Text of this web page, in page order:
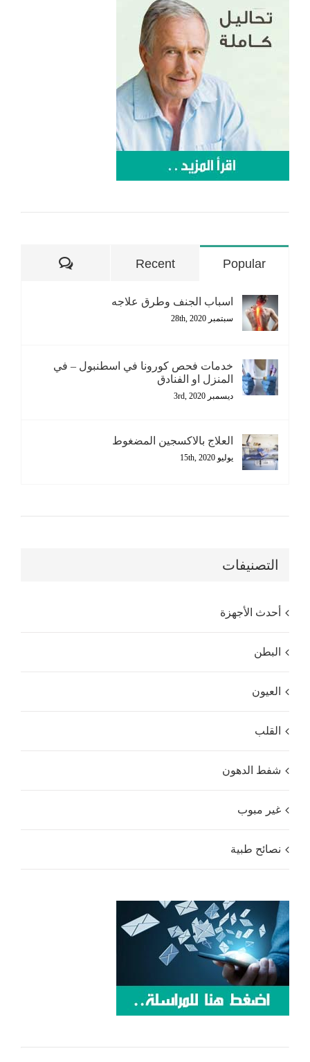
Popular
Recent تعليقات
اسباب الجنف وطرق علاجه
سبتمبر 28th, 2020
خدمات فحص كورونا في اسطنبول – في
المنزل او الفنادق
ديسمبر 3rd, 2020
العلاج بالاكسجين المضغوط
يوليو 15th, 2020
التصنيفات
أحدث الأجهزة
البطن
العيون
القلب
شفط الدهون
غير مبوب
نصائح طبية